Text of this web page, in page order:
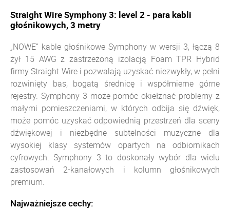
Straight Wire Symphony 3: level 2 - para kabli
głośnikowych, 3 metry
„NOWE” kable głośnikowe Symphony w wersji 3, łączą 8
żył 15 AWG z zastrzeżoną izolacją Foam TPR Hybrid
firmy Straight Wire i pozwalają uzyskać niezwykły, w pełni
rozwinięty bas, bogatą średnicę i współmierne górne
rejestry. Symphony 3 może pomóc okiełznać problemy z
małymi pomieszczeniami, w których odbija się dźwięk,
może pomóc uzyskać odpowiednią przestrzeń dla sceny
dźwiękowej i niezbędne subtelności muzyczne dla
wysokiej klasy systemów opartych na odbiornikach
cyfrowych. Symphony 3 to doskonały wybór dla wielu
zastosowań 2-kanałowych i kolumn głośnikowych
premium.
Najważniejsze cechy: